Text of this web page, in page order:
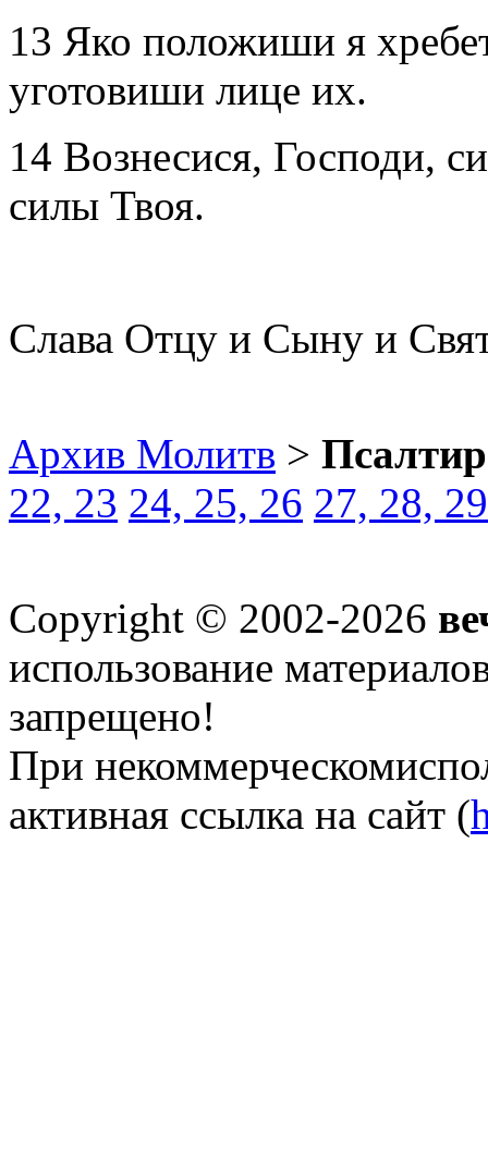
13 Яко положиши я
уготовиши лице их.
14 Вознесися, Господи,
силы Твоя.
Слава Отцу и Сыну и
Архив Молитв >
22, 23 24, 25, 26 27, 28, 29
Copyright © 2002-2026
использование
запрещено!
При
активная ссылка на сайт (